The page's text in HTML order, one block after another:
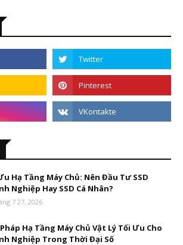
Hạ Tầng Máy Chủ: Nên Đầu Tư SSD
Nghiệp Hay SSD Cá Nhân?
7 27, 2026
Hạ Tầng Máy Chủ Vật Lý Tối Ưu Cho
Nghiệp Trong Thời Đại Số